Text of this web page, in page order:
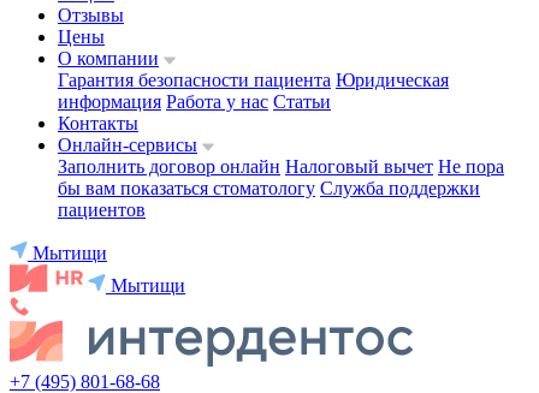
Отзывы
Цены
О компании
Гарантия безопасности пациента Юридическая
информация Работа у нас Статьи
Контакты
Онлайн-сервисы
Заполнить договор онлайн Налоговый вычет Не пора
бы вам показаться стоматологу Служба поддержки
пациентов
Мытищи
Мытищи
+7 (495) 801-68-68